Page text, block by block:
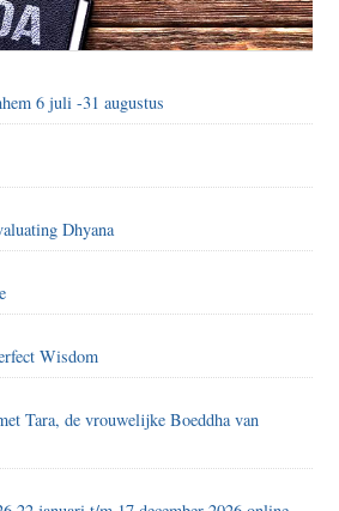
6 juli -31 augustus
Dhyana
Wisdom
Tara, de vrouwelijke Boeddha van